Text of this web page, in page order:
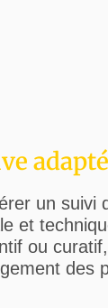
un suivi
et
ou
des